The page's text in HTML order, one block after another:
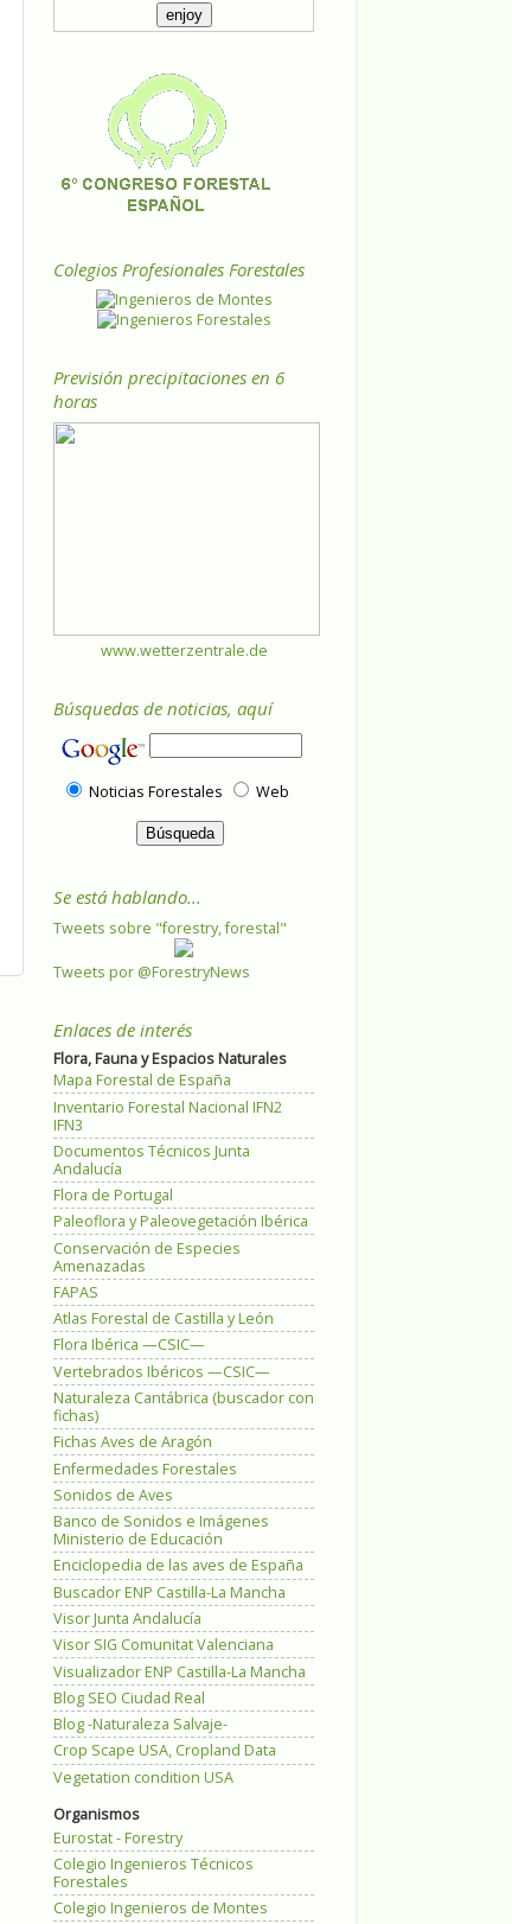
Colegios Profesionales Forestales
Previsión precipitaciones en 6
horas
www.wetterzentrale.de
Búsquedas de noticias, aquí
Noticias Forestales Web
Se está hablando...
Tweets sobre "forestry, forestal"
Tweets por @ForestryNews
Enlaces de interés
Flora, Fauna y Espacios Naturales
Mapa Forestal de España
Inventario Forestal Nacional IFN2
IFN3
Documentos Técnicos Junta
Andalucía
Flora de Portugal
Paleoflora y Paleovegetación Ibérica
Conservación de Especies
Amenazadas
FAPAS
Atlas Forestal de Castilla y León
Flora Ibérica —CSIC—
Vertebrados Ibéricos —CSIC—
Naturaleza Cantábrica (buscador con
fichas)
Fichas Aves de Aragón
Enfermedades Forestales
Sonidos de Aves
Banco de Sonidos e Imágenes
Ministerio de Educación
Enciclopedia de las aves de España
Buscador ENP Castilla-La Mancha
Visor Junta Andalucía
Visor SIG Comunitat Valenciana
Visualizador ENP Castilla-La Mancha
Blog SEO Ciudad Real
Blog -Naturaleza Salvaje-
Crop Scape USA, Cropland Data
Vegetation condition USA
Organismos
Eurostat - Forestry
Colegio Ingenieros Técnicos
Forestales
Colegio Ingenieros de Montes